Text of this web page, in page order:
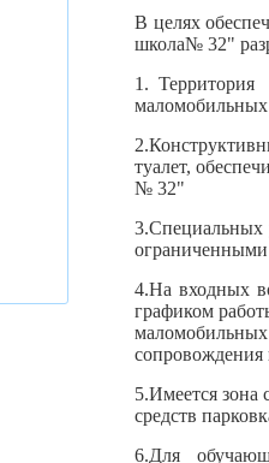
В целях
школа№ 32"
1.
маломобильных
туалет,
№ 32"
3.Специальных
ограниченными
4.На входных
графиком
сопровождения
5.Имеется зона
средств
6.Для